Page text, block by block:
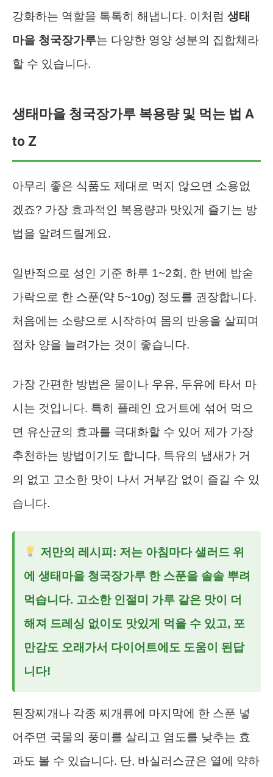
강화하는 역할을 톡톡히 해냅니다. 이처럼 생태
마을 청국장가루는 다양한 영양 성분의 집합체라
할 수 있습니다.
생태마을 청국장가루 복용량 및 먹는 법 A
to Z
아무리 좋은 식품도 제대로 먹지 않으면 소용없
겠죠? 가장 효과적인 복용량과 맛있게 즐기는 방
법을 알려드릴게요.
일반적으로 성인 기준 하루 1~2회, 한 번에 밥숟
가락으로 한 스푼(약 5~10g) 정도를 권장합니다.
처음에는 소량으로 시작하여 몸의 반응을 살피며
점차 양을 늘려가는 것이 좋습니다.
가장 간편한 방법은 물이나 우유, 두유에 타서 마
시는 것입니다. 특히 플레인 요거트에 섞어 먹으
면 유산균의 효과를 극대화할 수 있어 제가 가장
추천하는 방법이기도 합니다. 특유의 냄새가 거
의 없고 고소한 맛이 나서 거부감 없이 즐길 수 있
습니다.
저만의 레시피: 저는 아침마다 샐러드 위
에 생태마을 청국장가루 한 스푼을 솔솔 뿌려
먹습니다. 고소한 인절미 가루 같은 맛이 더
해져 드레싱 없이도 맛있게 먹을 수 있고, 포
만감도 오래가서 다이어트에도 도움이 된답
니다!
된장찌개나 각종 찌개류에 마지막에 한 스푼 넣
어주면 국물의 풍미를 살리고 염도를 낮추는 효
과도 볼 수 있습니다. 단, 바실러스균은 열에 약하